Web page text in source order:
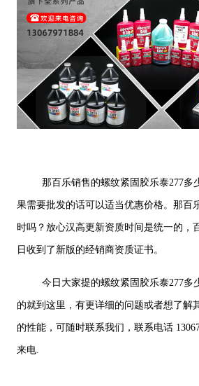
那百乐销售的螺纹紧固胶乐泰277多
果需要批发的话可以适当优惠价格。那百
时吗？放心汉高更新资质时间是统一的，
日收到了新版的经销商资质证书。
今日大家提的螺纹紧固胶乐泰277多
的就到这里，有更详细的问题或者想了解
的性能，可随时联系我们，联系电话
来电.